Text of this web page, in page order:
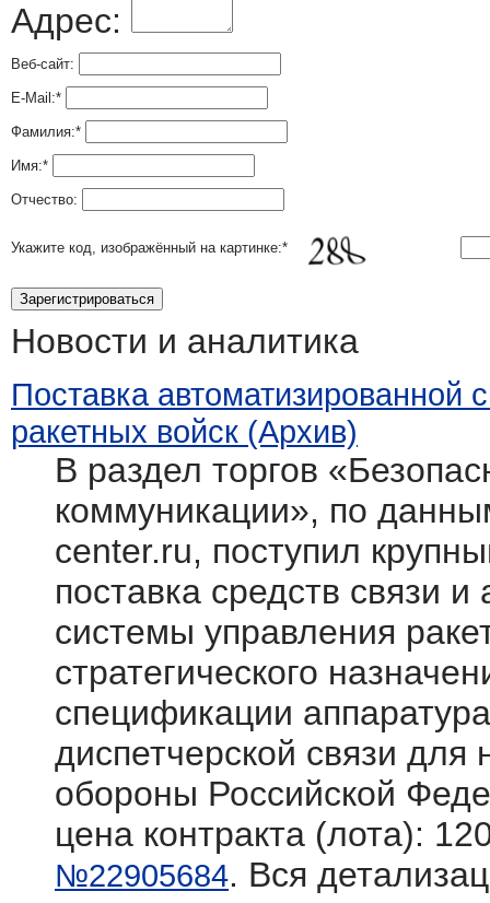
Адрес:
Веб-сайт:
E-Mail:*
Фамилия:*
Имя:*
Отчество:
Укажите код, изображённый на картинке:*
Новости и аналитика
Поставка автоматизированной
ракетных войск (Архив)
В раздел торгов
коммуникации», по
center.ru, поступил
поставка средств связи
системы управления
стратегического
спецификации
диспетчерской связи
обороны Российской
цена контракта (лота):
№22905684. Вся